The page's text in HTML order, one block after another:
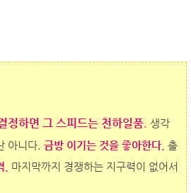
정하면 그 스피드는 천하일품 생각
아니다. 금방 이기는 것을 좋아한다. 출
마지막까지 경쟁하는 지구력이 없어서